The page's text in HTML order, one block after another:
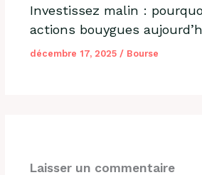
Investissez malin :
actions bouygues
décembre 17, 2025 / Bourse
Laisser un commentaire